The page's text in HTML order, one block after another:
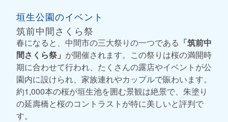
垣生公園のイベント
筑前中間さくら祭
春になると、中間市の三大祭りの一つである 「筑前中
間さくら祭」 が開催されます。この祭りは桜の満開時
期に合わせて行われ、たくさんの露店やイベントが公
園内に設けられ、家族連れやカップルで賑わいます。
約1,000本の桜が垣生池を囲む景観は絶景で、朱塗り
の延壽橋と桜のコントラストが特に美しいと評判で
す。